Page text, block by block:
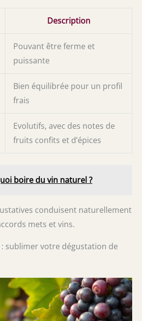
Description
Pouvant être ferme et
puissante
Bien équilibrée pour un profil
frais
Evolutifs, avec des notes de
fruits confits et d’épices
boire du vin naturel ?
conduisent naturellement
mets et vins.
sublimer votre dégustation de